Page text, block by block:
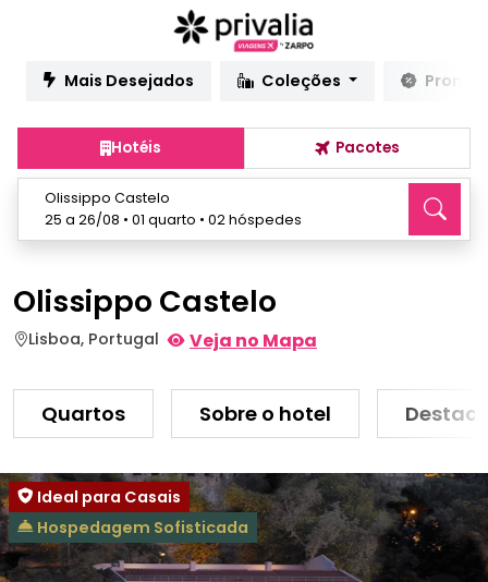
Mais Desejados Coleções
Hotéis Pacotes
Olissippo Castelo
25 a 26/08 • 01 quarto • 02 hóspedes
Olissippo Castelo
Lisboa, Portugal Veja no Mapa
Quartos Sobre o hotel
Ideal para Casais
Hospedagem Sofisticada